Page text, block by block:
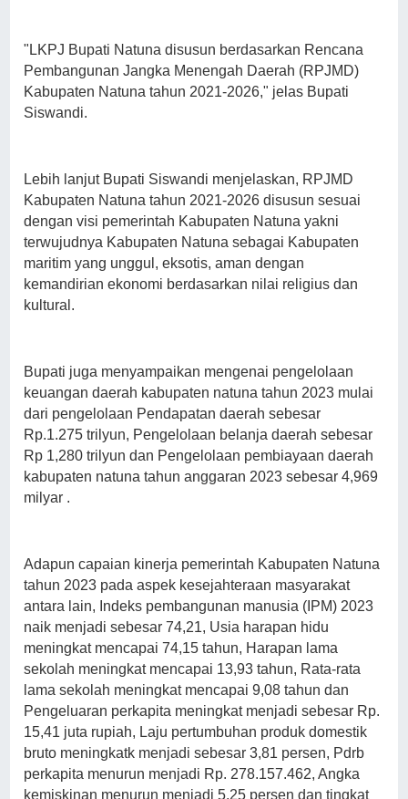
"LKPJ Bupati Natuna disusun berdasarkan Rencana
Pembangunan Jangka Menengah Daerah (RPJMD)
Kabupaten Natuna tahun 2021-2026," jelas Bupati
Siswandi.
Lebih lanjut Bupati Siswandi menjelaskan, RPJMD
Kabupaten Natuna tahun 2021-2026 disusun sesuai
dengan visi pemerintah Kabupaten Natuna yakni
terwujudnya Kabupaten Natuna sebagai Kabupaten
maritim yang unggul, eksotis, aman dengan
kemandirian ekonomi berdasarkan nilai religius dan
kultural.
Bupati juga menyampaikan mengenai pengelolaan
keuangan daerah kabupaten natuna tahun 2023 mulai
dari pengelolaan Pendapatan daerah sebesar
Rp.1.275 trilyun, Pengelolaan belanja daerah sebesar
Rp 1,280 trilyun dan Pengelolaan pembiayaan daerah
kabupaten natuna tahun anggaran 2023 sebesar 4,969
milyar .
Adapun capaian kinerja pemerintah Kabupaten Natuna
tahun 2023 pada aspek kesejahteraan masyarakat
antara lain, Indeks pembangunan manusia (IPM) 2023
naik menjadi sebesar 74,21, Usia harapan hidu
meningkat mencapai 74,15 tahun, Harapan lama
sekolah meningkat mencapai 13,93 tahun, Rata-rata
lama sekolah meningkat mencapai 9,08 tahun dan
Pengeluaran perkapita meningkat menjadi sebesar Rp.
15,41 juta rupiah, Laju pertumbuhan produk domestik
bruto meningkatk menjadi sebesar 3,81 persen, Pdrb
perkapita menurun menjadi Rp. 278.157.462, Angka
kemiskinan menurun menjadi 5,25 persen dan tingkat